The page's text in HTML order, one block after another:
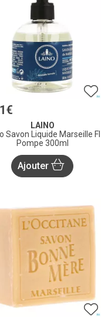
€
LAINO
Savon Liquide Marseille Fl
Pompe 300ml
Ajouter